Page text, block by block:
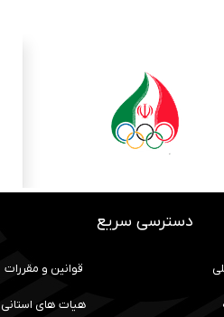
دسترسی سریع
قوانین و مقررات
هیات های استانی